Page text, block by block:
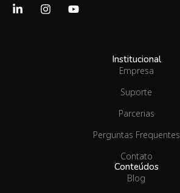
Institucional
Empresa
Suporte
Parcerias
Perguntas Frequentes
Contato
Conteúdos
Blog